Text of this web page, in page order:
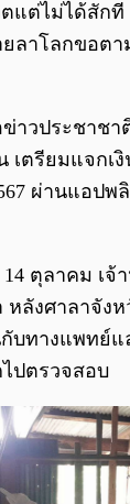
แต่ไม่ได้สักที
ลาโลกขอตา
าวประชาชา
เตรียมแจกเ
ผ่านแอปพลิ
ตุลาคม เจ้
หลังศาลาจัง
บทางแพทย์แ
ปตรวจสอบ